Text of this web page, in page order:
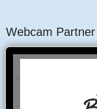
Webcam Partner